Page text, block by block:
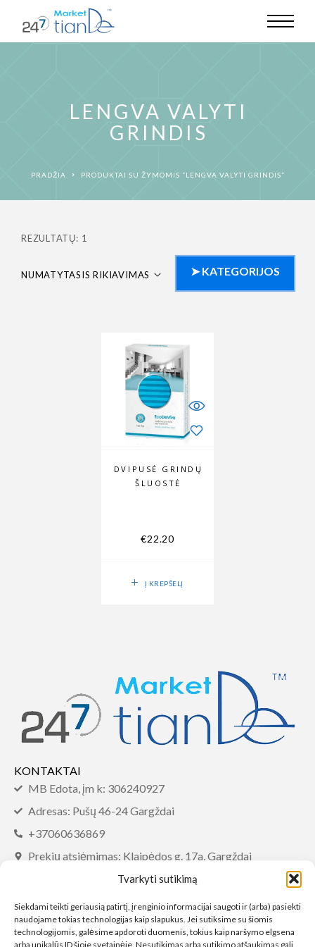
Tvarkyti sutikimą
Siekdami teikti geriausią patirtį, įrenginio informacijai saugoti ir (arba) pasiekti
naudojame tokias technologijas kaip slapukus. Jei sutiksime su šiomis
technologijomis, galėsime apdoroti duomenis, tokius kaip naršymo elgsena
arba unikalūs ID šioje svetainėje. Nesutikimas arba sutikimo atšaukimas gali
LENGVA VALYTI
GRINDIS
PRADŽIA PRODUKTAI SU ŽYMOMIS “LENGVA VALYTI GRINDIS”
REZULTATŲ: 1
NUMATYTASIS RIKIAVIMAS
Į KREPŠELĮ
DVIPUSĖ GRINDŲ
ŠLUOSTĖ
€22.20
KONTAKTAI
MB Edota, įm k: 306240927
Adresas: Pušų 46-24 Gargždai
+37060636869
Prekių atsiėmimas: Klaipėdos g. 17a, Gargždai
info@tiandemarket.com
INFORMACIJA
DUK